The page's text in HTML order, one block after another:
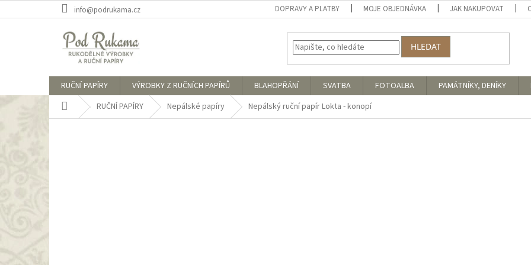
na
info@podrukama.cz DOPRAVY A PLATBY MOJE OBJEDNÁVKA JAK NAKUPOVAT
HLEDAT
RUČNÍ PAPÍRY VÝROBKY Z RUČNÍCH PAPÍRŮ BLAHOPŘÁNÍ SVATBA FOTOALBA PAMÁTNÍKY, DENÍKY
Domů RUČNÍ PAPÍRY Nepálské papíry Nepálský ruční papír Lokta - konopí